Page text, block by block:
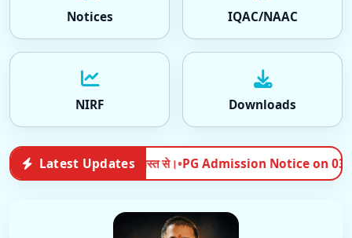
Notices IQAC/NAAC
NIRF Downloads
Latest Updates
Notice on 03-08-2026Admissions | 2026-08-03•PG